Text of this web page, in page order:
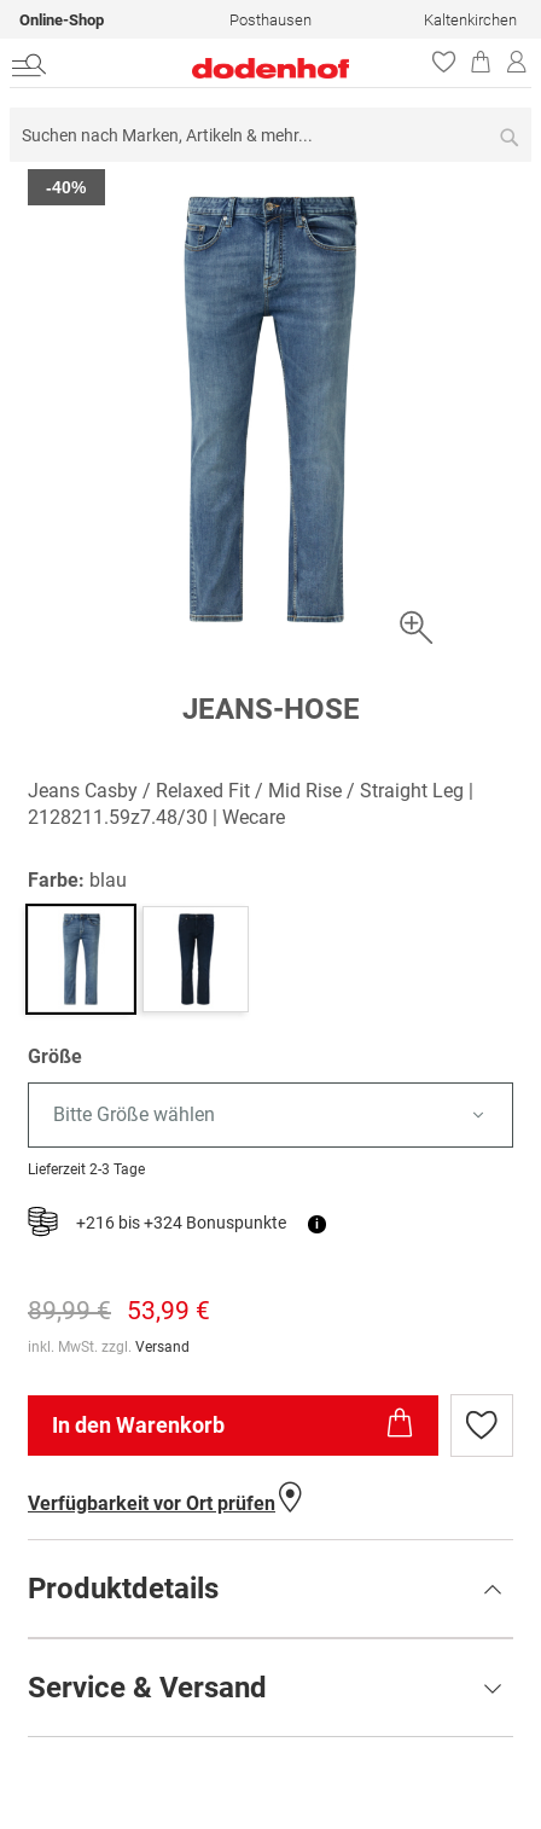
Online-Shop Posthausen Kaltenkirchen
Zum
Ende
-40%
springen
JEANS-HOSE
Jeans Casby / Relaxed Fit / Mid Rise / Straight Leg |
2128211.59z7.48/30 | Wecare
Farbe: blau
Größe
Bitte Größe wählen
Lieferzeit 2-3 Tage
+216 bis +324 Bonuspunkte i
89,99 € 53,99 €
inkl. MwSt. zzgl. Versand
In den Warenkorb
Zur
Verfügbarkeit vor Ort prüfen
Produktdetails
Service & Versand